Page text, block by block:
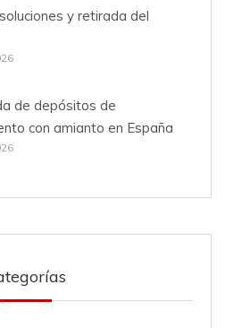
y retirada del
de depósitos de
con amianto en España